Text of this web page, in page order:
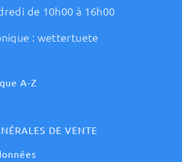
de 10h00 à 16h00
: wettertuete
A-Z
DE VENTE